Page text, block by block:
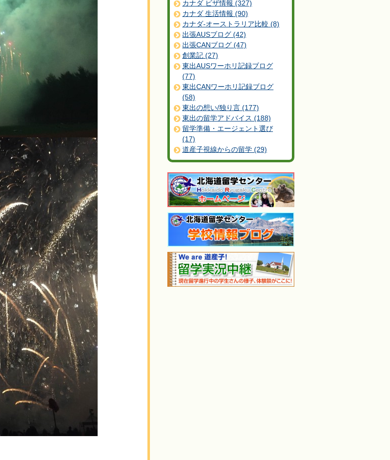
カナダ ビザ情報 (327)
カナダ 生活情報 (90)
カナダ-オーストラリア比較 (8)
出張AUSブログ (42)
出張CANブログ (47)
創業記 (27)
東出AUSワーホリ記録ブログ
(77)
東出CANワーホリ記録ブログ
(58)
東出の想い/独り言 (177)
東出の留学アドバイス (188)
留学準備・エージェント選び
(17)
道産子視線からの留学 (29)